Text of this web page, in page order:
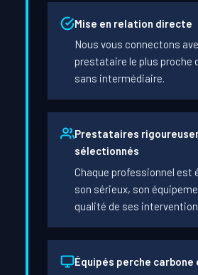
Mise en relation directe
Nous vous connectons
prestataire le plus proche
sans intermédiaire.
Prestataires
sélectionnés
Chaque professionnel est
son sérieux, son
qualité de ses
Équipés perche carbone